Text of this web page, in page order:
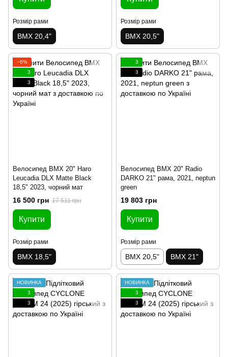
Розмір рами
BMX 20,4"
Розмір рами
BMX 20,5"
−6%
3
3
Велосипед BMX 20" Haro
Leucadia DLX Matte Black
18,5" 2023, чорний мат
16 500 грн 17 511 грн
Купити
Розмір рами
BMX 18,5"
3
3
Велосипед BMX 20" Radio
DARKO 21" рама, 2021, neptun
green
19 803 грн
Купити
Розмір рами
BMX 20,5" BMX 21"
НОВИНКА
3
3
НОВИНКА
3
3